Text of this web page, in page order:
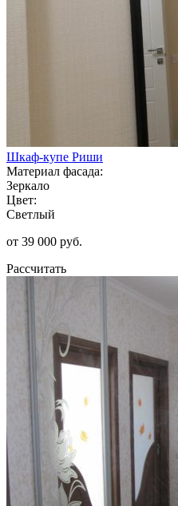
Шкаф-купе Риши
Материал фасада:
Зеркало
Цвет:
Светлый
от 39 000 руб.
Рассчитать